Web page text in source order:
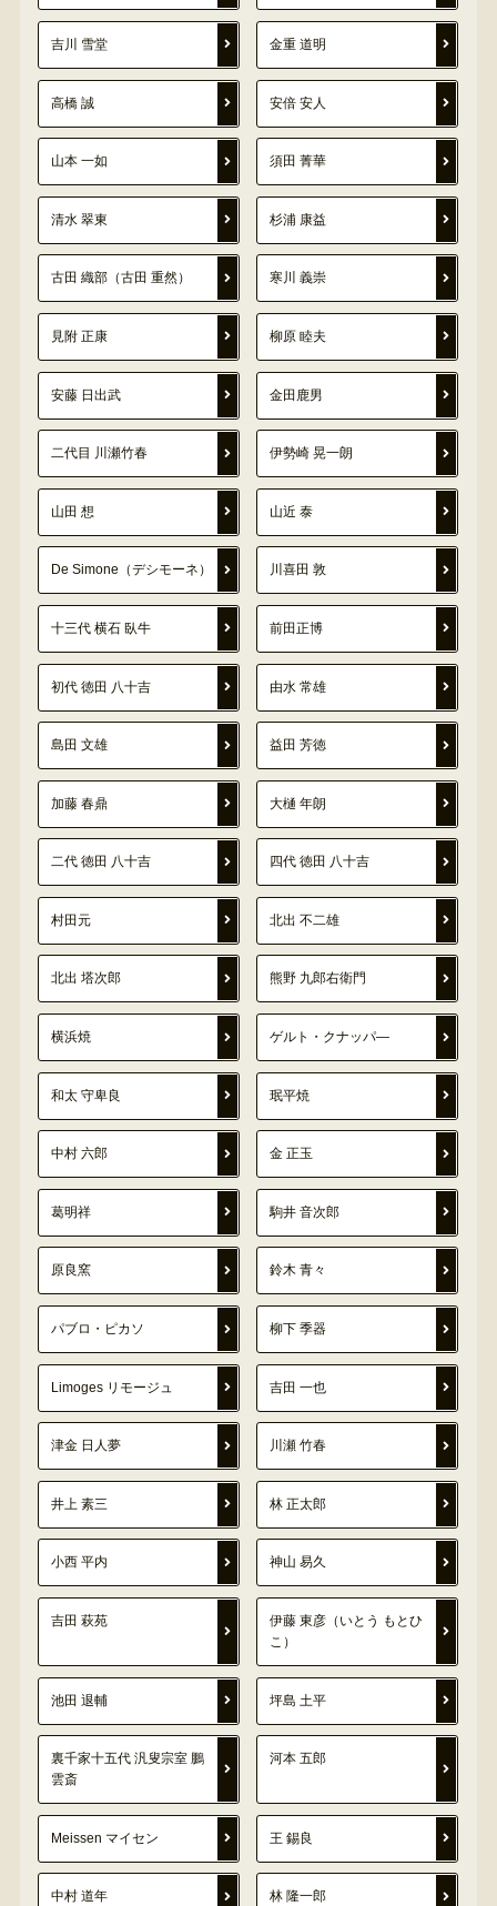
吉川 雪堂 金重 道明
高橋 誠 安倍 安人
山本 一如 須田 菁華
清水 翠東 杉浦 康益
古田 織部（古田 重然） 寒川 義崇
見附 正康 柳原 睦夫
安藤 日出武 金田鹿男
二代目 川瀬竹春 伊勢崎 晃一朗
山田 想 山近 泰
De Simone（デシモーネ） 川喜田 敦
十三代 横石 臥牛 前田正博
初代 徳田 八十吉 由水 常雄
島田 文雄 益田 芳徳
加藤 春鼎 大樋 年朗
二代 徳田 八十吉 四代 徳田 八十吉
村田元 北出 不二雄
北出 塔次郎 熊野 九郎右衛門
横浜焼 ゲルト・クナッパ―
和太 守卑良 珉平焼
中村 六郎 金 正玉
葛明祥 駒井 音次郎
原良窯 鈴木 青々
パブロ・ピカソ 柳下 季器
Limoges リモージュ 吉田 一也
津金 日人夢 川瀬 竹春
井上 素三 林 正太郎
小西 平内 神山 易久
吉田 萩苑
伊藤 東彦（いとう もとひ
こ）
池田 退輔 坪島 土平
裏千家十五代 汎叟宗室 鵬
雲斎
河本 五郎
Meissen マイセン 王 錫良
中村 道年 林 隆一郎